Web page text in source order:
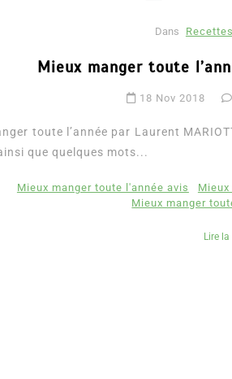
Dans
Mieux manger toute
18 Nov 2018
toute l’année par Laurent
que quelques mots...
Mieux manger toute l'année avis
Mieux manger
Lire
Romance
Romances – l’actualité : été
2026
6 Juil 2026 0 3 052 words
littérature sentimentale romance